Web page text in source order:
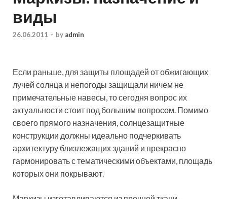
виды
26.06.2011 - by admin
Если раньше, для защиты площадей от обжигающих
лучей солнца и непогоды защищали ничем не
примечательные навесы, то сегодня вопрос их
актуальности стоит под большим вопросом. Помимо
своего прямого назначения, солнцезащитные
конструкции должны идеально подчеркивать
архитектуру близлежащих зданий и прекрасно
гармонировать с тематическими объектами, площадь
которых они покрывают.